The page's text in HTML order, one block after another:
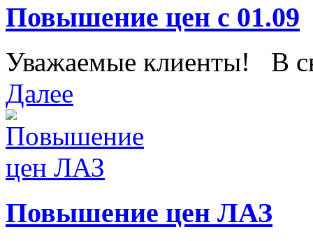
Повышение цен с 01.09
Уважаемые клиенты! В
Далее
Повышение цен ЛАЗ